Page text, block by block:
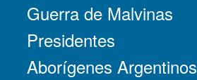
Guerra de Malvinas
Presidentes
Aborígenes Argentinos